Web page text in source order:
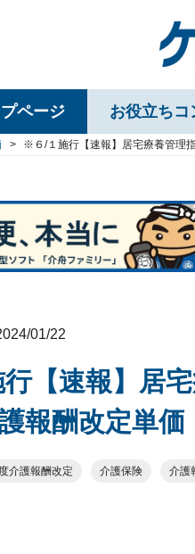
プページ お役立ちコ
※６/１施行【速報】居宅療養管理
01/22
【速報】居
報酬改定単価
介護報酬改定 介護保険 介護